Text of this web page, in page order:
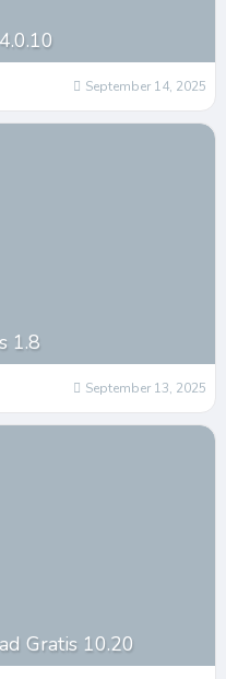
September 14, 2025
1.8
September 13, 2025
Gratis 10.20